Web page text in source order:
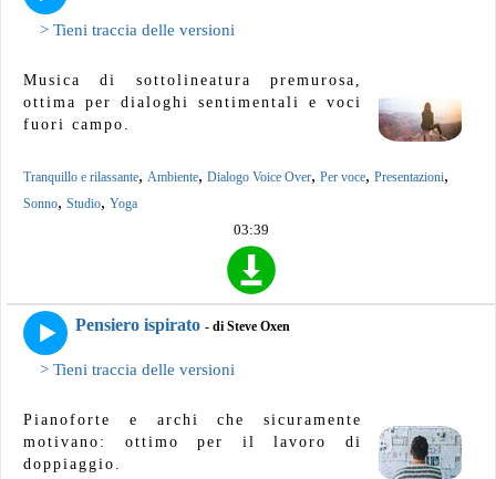
> Tieni traccia delle versioni
Musica di sottolineatura premurosa,
ottima per dialoghi sentimentali e voci
fuori campo.
Tranquillo e rilassante, Ambiente, Dialogo Voice Over, Per voce, Presentazioni,
Sonno, Studio, Yoga
03:39
Pensiero ispirato - di Steve Oxen
> Tieni traccia delle versioni
Pianoforte e archi che sicuramente
motivano: ottimo per il lavoro di
doppiaggio.